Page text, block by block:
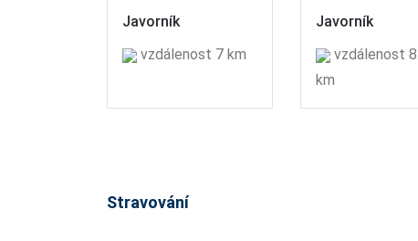
Javorník
vzdálenost 7 km
Javorník
vzdálenost
km
Stravování